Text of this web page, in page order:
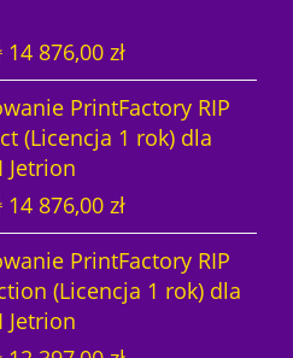
P
i
e
r
w
o
t
n
a
c
14 876,00 złA
k
t
u
l
n
a
c
PrintFactory RIP
(Licencja 1 rok) dla
Jetrion
P
i
e
r
w
14 876,00 złA
k
t
u
PrintFactory RIP
(Licencja 1 rok) dla
Jetrion